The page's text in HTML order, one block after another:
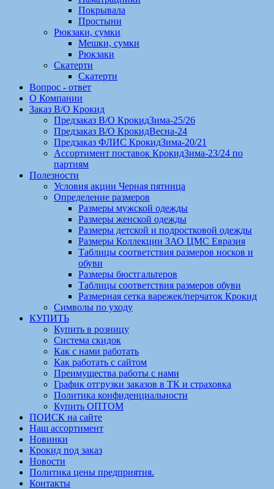
Покрывала
Простыни
Рюкзаки, сумки
Мешки, сумки
Рюкзаки
Скатерти
Скатерти
Вопрос - ответ
О Компании
Заказ В/О Крокид
Предзаказ В/О КрокидЗима-25/26
Предзаказ В/О КрокидВесна-24
Предзаказ ФЛИС КрокидЗима-20/21
Ассортимент поставок КрокидЗима-23/24 по
партиям
Полезности
Условия акции Черная пятница
Определение размеров
Размеры мужской одежды
Размеры женской одежды
Размеры детской и подростковой одежды
Размеры Коллекции ЗАО ЦМС Евразия
Таблицы соответствия размеров носков и
обуви
Размеры бюстгальтеров
Таблицы соответствия размеров обуви
Размерная сетка варежек/перчаток Крокид
Символы по уходу
КУПИТЬ
Купить в розницу
Система скидок
Как с нами работать
Как работать с сайтом
Преимущества работы с нами
График отгрузки заказов в ТК и страховка
Политика конфиденциальности
Купить ОПТОМ
ПОИСК на сайте
Наш ассортимент
Новинки
Крокид под заказ
Новости
Политика цены предприятия.
Контакты